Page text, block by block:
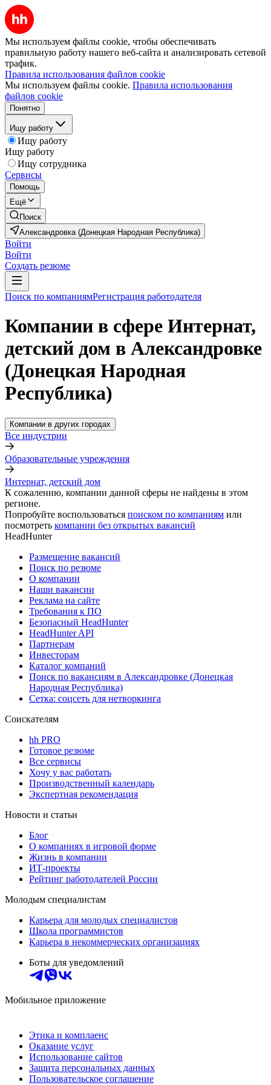
Мы используем файлы cookie, чтобы обеспечивать
правильную работу нашего веб-сайта и анализировать сетевой
трафик.
Правила использования файлов cookie
Мы используем файлы cookie. Правила использования
файлов cookie
Понятно
Ищу работу
Ищу работу
Ищу работу
Ищу сотрудника
Сервисы
Помощь
Ещё
Поиск
Александровка (Донецкая Народная Республика)
Войти
Войти
Создать резюме
Поиск по компаниямРегистрация работодателя
Компании в сфере Интернат,
детский дом в Александровке
(Донецкая Народная
Республика)
Компании в других городах
Все индустрии
Образовательные учреждения
Интернат, детский дом
К сожалению, компании данной сферы не найдены в этом
регионе.
Попробуйте воспользоваться поиском по компаниям или
посмотреть компании без открытых вакансий
HeadHunter
Размещение вакансий
Поиск по резюме
О компании
Наши вакансии
Реклама на сайте
Требования к ПО
Безопасный HeadHunter
HeadHunter API
Партнерам
Инвесторам
Каталог компаний
Поиск по вакансиям в Александровке (Донецкая
Народная Республика)
Сетка: соцсеть для нетворкинга
Соискателям
hh PRO
Готовое резюме
Все сервисы
Хочу у вас работать
Производственный календарь
Экспертная рекомендация
Новости и статьи
Блог
О компаниях в игровой форме
Жизнь в компании
ИТ-проекты
Рейтинг работодателей России
Молодым специалистам
Карьера для молодых специалистов
Школа программистов
Карьера в некоммерческих организациях
Боты для уведомлений
Мобильное приложение
Этика и комплаенс
Оказание услуг
Использование сайтов
Защита персональных данных
Пользовательское соглашение